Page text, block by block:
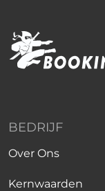
BEDRIJF
Over Ons
Kernwaarden